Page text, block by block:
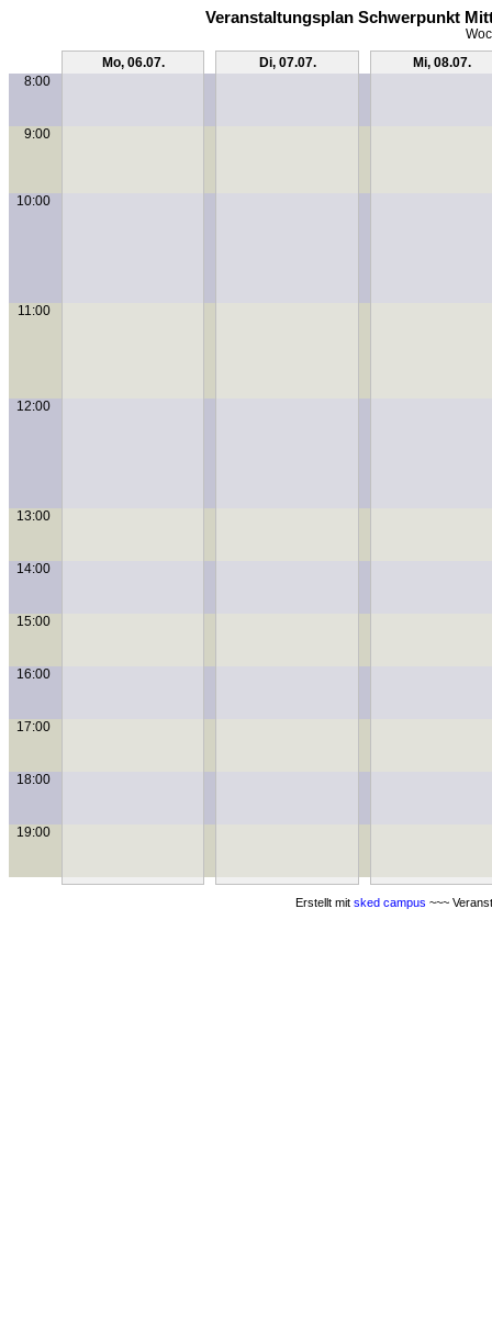
Veranstaltungsplan Schwerpunkt
Mo, 06.07.
Di, 07.07.
Mi, 08.07.
8:00
9:00
10:00
11:00
12:00
13:00
14:00
15:00
16:00
17:00
18:00
19:00
Erstellt mit sked campus ~~~